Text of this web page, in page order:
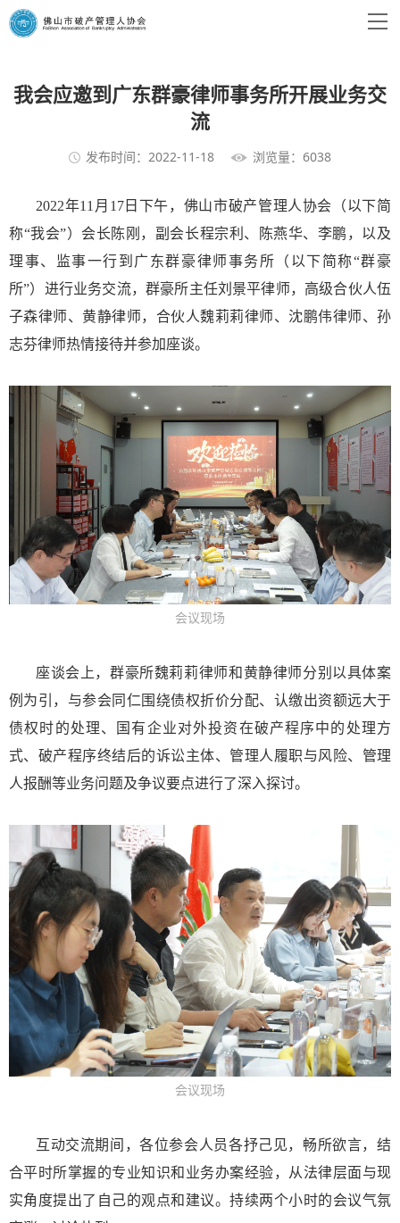
我会应邀到广东群豪律师事务所开展业务交
流
发布时间：2022-11-18 浏览量：6038
2022年11月17日下午，佛山市破产管理人协会（以下简
称“我会”）会长陈刚，副会长程宗利、陈燕华、李鹏，以及
理事、监事一行到广东群豪律师事务所（以下简称“群豪
所”）进行业务交流，群豪所主任刘景平律师，高级合伙人伍
子森律师、黄静律师，合伙人魏莉莉律师、沈鹏伟律师、孙
志芬律师热情接待并参加座谈。
会议现场
座谈会上，群豪所魏莉莉律师和黄静律师分别以具体案
例为引，与参会同仁围绕债权折价分配、认缴出资额远大于
债权时的处理、国有企业对外投资在破产程序中的处理方
式、破产程序终结后的诉讼主体、管理人履职与风险、管理
人报酬等业务问题及争议要点进行了深入探讨。
会议现场
互动交流期间，各位参会人员各抒己见，畅所欲言，结
合平时所掌握的专业知识和业务办案经验，从法律层面与现
实角度提出了自己的观点和建议。持续两个小时的会议气氛